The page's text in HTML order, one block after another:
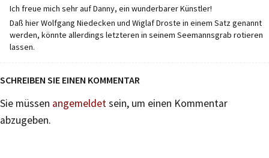
Ich freue mich sehr auf Danny, ein wunderbarer Künstler!
Daß hier Wolfgang Niedecken und Wiglaf Droste in einem Satz genannt
werden, könnte allerdings letzteren in seinem Seemannsgrab rotieren
lassen.
SCHREIBEN SIE EINEN KOMMENTAR
Sie müssen angemeldetsein, um einen Kommentar
abzugeben.